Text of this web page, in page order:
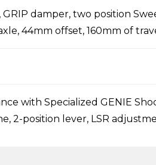
GRIP damper, two position
44mm offset, 160mm of
with Specialized GENIE
2-position lever, LSR